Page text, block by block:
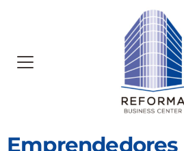
Emprendedores